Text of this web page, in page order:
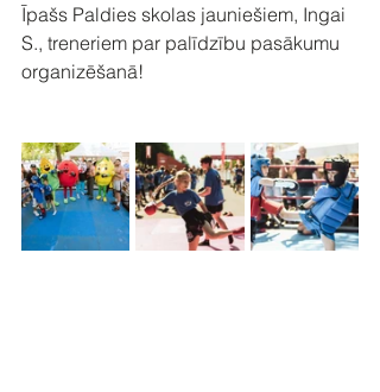
Īpašs Paldies skolas jauniešiem, Ingai
S., treneriem par palīdzību pasākumu
organizēšanā!